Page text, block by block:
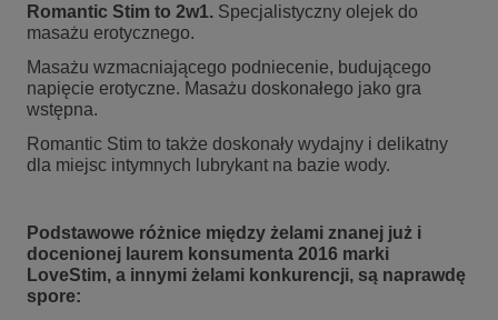
Romantic Stim to 2w1. Specjalistyczny olejek do
masażu erotycznego.
Masażu wzmacniającego podniecenie, budującego
napięcie erotyczne. Masażu doskonałego jako gra
wstępna.
Romantic Stim to także doskonały wydajny i delikatny
dla miejsc intymnych lubrykant na bazie wody.
Podstawowe różnice między żelami znanej już i
docenionej laurem konsumenta 2016 marki
LoveStim, a innymi żelami konkurencji, są naprawdę
spore: